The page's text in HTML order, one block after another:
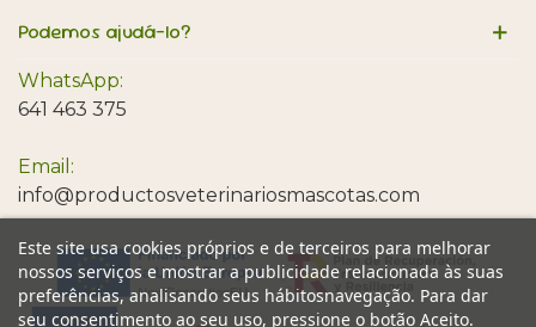
Este site usa cookies próprios e de terceiros para melhorar
nossos serviços e mostrar a publicidade relacionada às suas
preferências, analisando seus hábitosnavegação. Para dar
seu consentimento ao seu uso, pressione o botão Aceito.
Podemos ajudá-lo?
WhatsApp:
641 463 375
Email:
info@productosveterinariosmascotas.com